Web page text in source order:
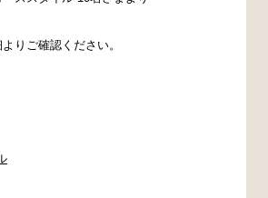
りご確認ください。